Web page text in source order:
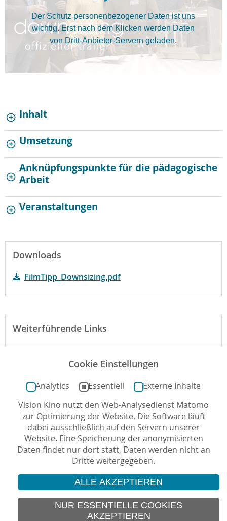
Der Schutz personenbezogener Daten ist uns
wichtig. Erst nach dem Klicken werden Daten
von Dritt-Anbieter-Servern geladen.
Inhalt
Umsetzung
Anknüpfungspunkte für die pädagogische
Arbeit
Veranstaltungen
Downloads
FilmTipp_Downsizing.pdf
Weiterführende Links
Szenenanalyse der New York Times
Autor*in: Reinhard Kleber , 21.12.2017 , letzte
Aktualisierung: 17.05.2018
© 2026 Vision Kino
IMPRESSUM
Cookie Einstellungen
Analytics Essentiell
Externe Inhalte
Vision Kino nutzt den Web-Analysedienst Matomo
zur Optimierung der Website. Die Software läuft
dabei ausschließlich auf den Servern unserer
Website. Eine Speicherung der anonymisierten
Daten findet nur dort statt, Daten werden nicht an
Dritte weitergegeben.
ALLE AKZEPTIEREN
NUR ESSENTIELLE COOKIES
AKZEPTIEREN